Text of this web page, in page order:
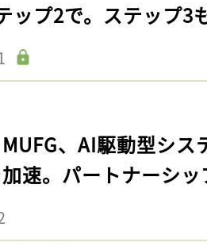
ップ2で。ステップ3
MUFG、AI駆動型シ
速。パートナーシ
をお気に入りに